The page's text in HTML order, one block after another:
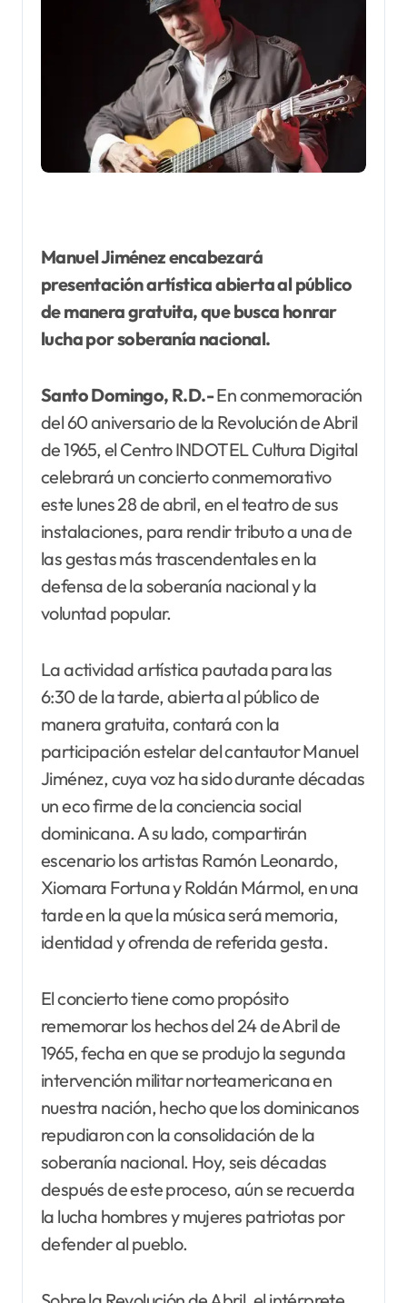
Manuel Jiménez encabezará
presentación artística abierta al público
de manera gratuita, que busca honrar
lucha por soberanía nacional.
Santo Domingo, R.D.-En conmemoración
del 60 aniversario de la Revolución de Abril
de 1965, el Centro INDOTEL Cultura Digital
celebrará un concierto conmemorativo
este lunes 28 de abril, en el teatro de sus
instalaciones, para rendir tributo a una de
las gestas más trascendentales en la
defensa de la soberanía nacional y la
voluntad popular.
La actividad artística pautada para las
6:30 de la tarde, abierta al público de
manera gratuita, contará con la
participación estelar del cantautor Manuel
Jiménez, cuya voz ha sido durante décadas
un eco firme de la conciencia social
dominicana. A su lado, compartirán
escenario los artistas Ramón Leonardo,
Xiomara Fortuna y Roldán Mármol, en una
tarde en la que la música será memoria,
identidad y ofrenda de referida gesta.
El concierto tiene como propósito
rememorar los hechos del 24 de Abril de
1965, fecha en que se produjo la segunda
intervención militar norteamericana en
nuestra nación, hecho que los dominicanos
repudiaron con la consolidación de la
soberanía nacional. Hoy, seis décadas
después de este proceso, aún se recuerda
la lucha hombres y mujeres patriotas por
defender al pueblo.